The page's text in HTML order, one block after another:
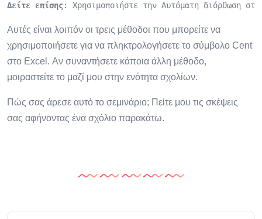
Δείτε επίσης: Χρησιμοποιήστε την Αυτόματη διόρθωση
Αυτές είναι λοιπόν οι τρεις μέθοδοι που μπορείτε να
χρησιμοποιήσετε για να πληκτρολογήσετε το σύμβολο Cent
στο Excel. Αν συναντήσετε κάποια άλλη μέθοδο,
μοιραστείτε το μαζί μου στην ενότητα σχολίων.
Πώς σας άρεσε αυτό το σεμινάριο; Πείτε μου τις σκέψεις
σας αφήνοντας ένα σχόλιο παρακάτω.